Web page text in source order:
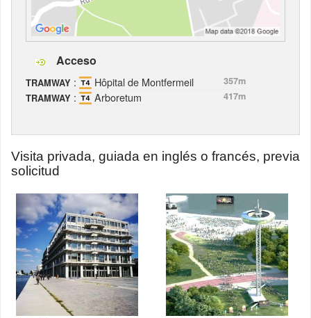
Acceso
TRAMWAY : Hôpital de Montfermeil
357m
TRAMWAY : Arboretum 417m
Visita privada, guiada en inglés o francés, previa
solicitud